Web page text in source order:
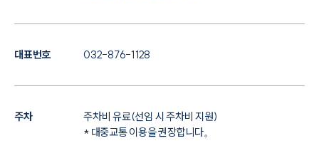
대표번호 032-876-1128
주차
주차비 유료(선임 시 주차비 지원)
* 대중교통 이용을 권장합니다。